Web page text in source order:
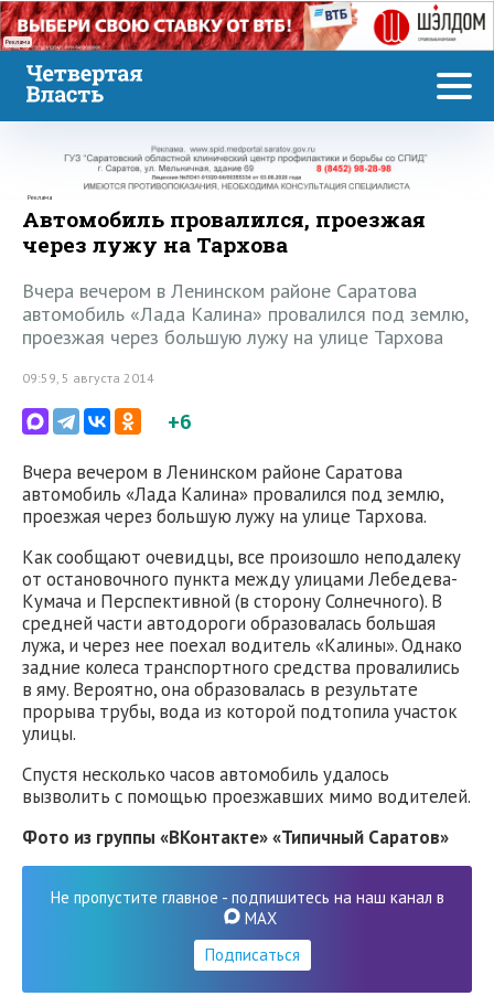
Реклама
Реклама
Автомобиль провалился, проезжая
через лужу на Тархова
Вчера вечером в Ленинском районе Саратова
автомобиль «Лада Калина» провалился под землю,
проезжая через большую лужу на улице Тархова
09:59, 5 августа 2014
+6
Вчера вечером в Ленинском районе Саратова
автомобиль «Лада Калина» провалился под землю,
проезжая через большую лужу на улице Тархова.
Как сообщают очевидцы, все произошло неподалеку
от остановочного пункта между улицами Лебедева-
Кумача и Перспективной (в сторону Солнечного). В
средней части автодороги образовалась большая
лужа, и через нее поехал водитель «Калины». Однако
задние колеса транспортного средства провалились
в яму. Вероятно, она образовалась в результате
прорыва трубы, вода из которой подтопила участок
улицы.
Спустя несколько часов автомобиль удалось
вызволить с помощью проезжавших мимо водителей.
Фото из группы «ВКонтакте» «Типичный Саратов»
Не пропустите главное - подпишитесь на наш канал в
MAX
Подписаться